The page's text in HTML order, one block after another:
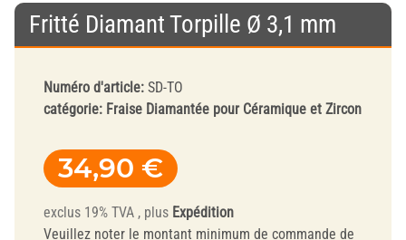
Fritté Diamant Torpille Ø 3,1 mm
Numéro d'article: SD-TO
catégorie: Fraise Diamantée pour Céramique et Zircon
34,90 €
exclus 19% TVA , plus Expédition
Veuillez noter le montant minimum de commande de